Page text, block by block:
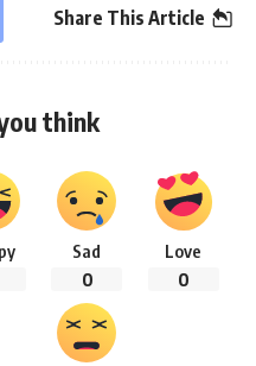
Share This Article
think?
Love
0
Sad
0